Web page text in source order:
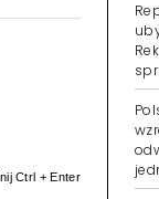
Ctrl + Enter